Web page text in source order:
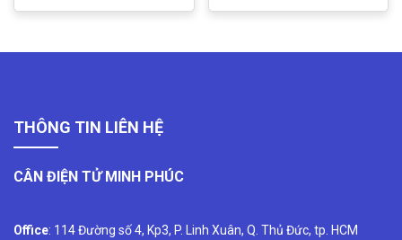
THÔNG TIN LIÊN HỆ
CÂN ĐIỆN TỬ MINH PHÚC
Office: 114 Đường số 4, Kp3, P. Linh Xuân, Q. Thủ Đức, tp. HCM